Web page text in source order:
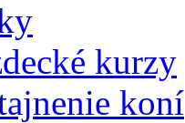
kurzy
koní